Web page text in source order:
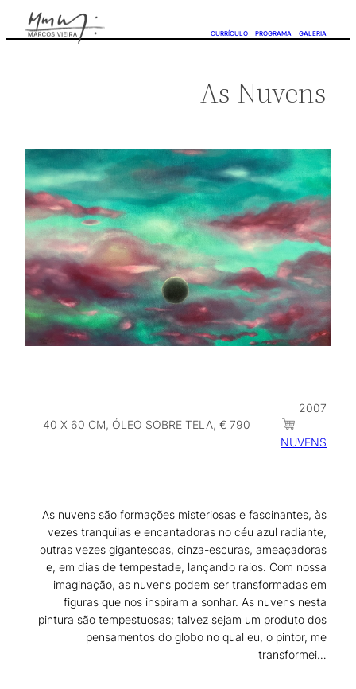
CURRÍCULO PROGRAMA GALERIA
As Nuvens
2007
40 X 60 CM, ÓLEO SOBRE TELA, € 790
NUVENS
As nuvens são formações misteriosas e fascinantes, às
vezes tranquilas e encantadoras no céu azul radiante,
outras vezes gigantescas, cinza-escuras, ameaçadoras
e, em dias de tempestade, lançando raios. Com nossa
imaginação, as nuvens podem ser transformadas em
figuras que nos inspiram a sonhar. As nuvens nesta
pintura são tempestuosas; talvez sejam um produto dos
pensamentos do globo no qual eu, o pintor, me
transformei…